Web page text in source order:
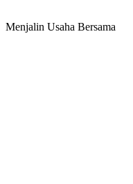
Menjalin Usaha Bersama